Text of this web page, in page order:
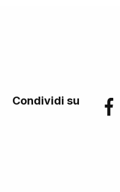
Condividi su